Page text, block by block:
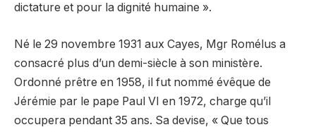
dictature et pour la dignité humaine ».
Né le 29 novembre 1931 aux Cayes, Mgr Romélus a
consacré plus d’un demi-siècle à son ministère.
Ordonné prêtre en 1958, il fut nommé évêque de
Jérémie par le pape Paul VI en 1972, charge qu’il
occupera pendant 35 ans. Sa devise, « Que tous